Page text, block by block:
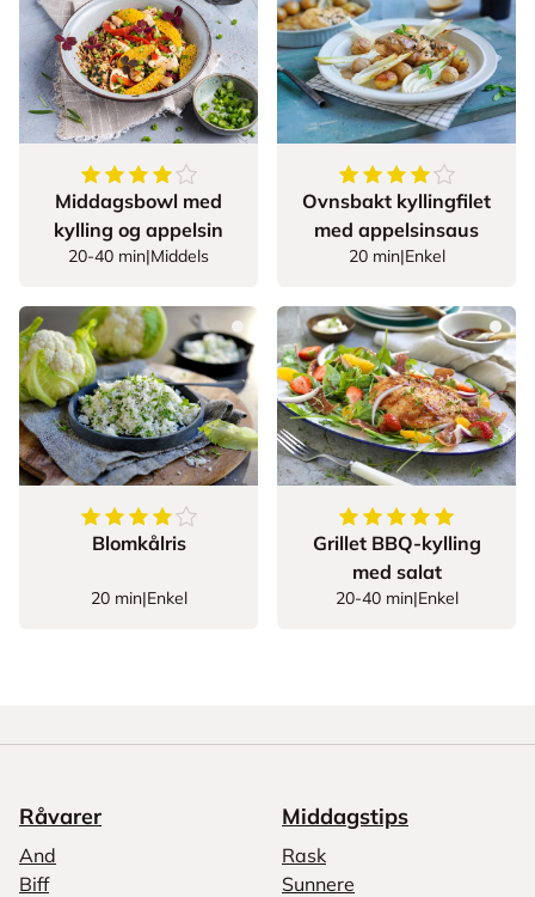
4av5stjerner
Middagsbowl med
kylling og appelsin
20-40 min|Middels
4.083333333333333
Ovnsbakt kyllingfilet
med appelsinsaus
20 min|Enkel
4av5stjerner
Blomkålris
20 min|Enkel
5av5stjerner
Grillet BBQ-kylling
med salat
20-40 min|Enkel
Råvarer
And
Biff
Middagstips
Rask
Sunnere